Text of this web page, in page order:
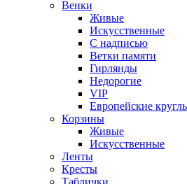
Венки
Живые
Искусственные
С надписью
Ветки памяти
Гирлянды
Недорогие
VIP
Европейские
Корзины
Живые
Искусственные
Ленты
Кресты
Таблички